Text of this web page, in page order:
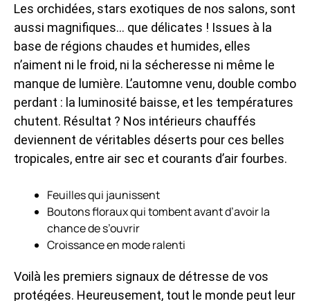
Les orchidées, stars exotiques de nos salons, sont
aussi magnifiques… que délicates ! Issues à la
base de régions chaudes et humides, elles
n’aiment ni le froid, ni la sécheresse ni même le
manque de lumière. L’automne venu, double combo
perdant : la luminosité baisse, et les températures
chutent. Résultat ? Nos intérieurs chauffés
deviennent de véritables déserts pour ces belles
tropicales, entre air sec et courants d’air fourbes.
Feuilles qui jaunissent
Boutons floraux qui tombent avant d’avoir la
chance de s’ouvrir
Croissance en mode ralenti
Voilà les premiers signaux de détresse de vos
protégées. Heureusement, tout le monde peut leur